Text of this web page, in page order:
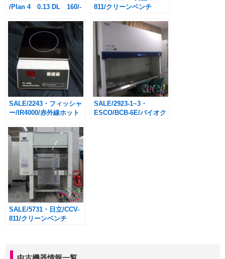
/Plan 4 0.13 DL 160/-
込・送料別途)
811/クリーンベンチ
￥184,800→￥92,400-(税
SALE/2243・フィッシャ
ー/IR4000/赤外線ホット
SALE/2923-1~3・
ESCO/BCB-6E/バイオク
SALE/5731・日立/CCV-
811/クリーンベンチ